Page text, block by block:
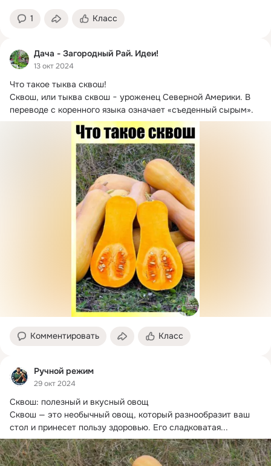
1 Класс
Дача - Загородный Рай. Идеи!
13 окт 2024
Что такое тыква сквош!
Сквош, или тыква сквош − уроженец Северной Америки. В
переводе с коренного языка означает «съеденный сырым».
Комментировать Класс
Ручной режим
29 окт 2024
Сквош: полезный и вкусный овощ
Сквош — это необычный овощ, который разнообразит ваш
стол и принесет пользу здоровью. Его сладковатая...